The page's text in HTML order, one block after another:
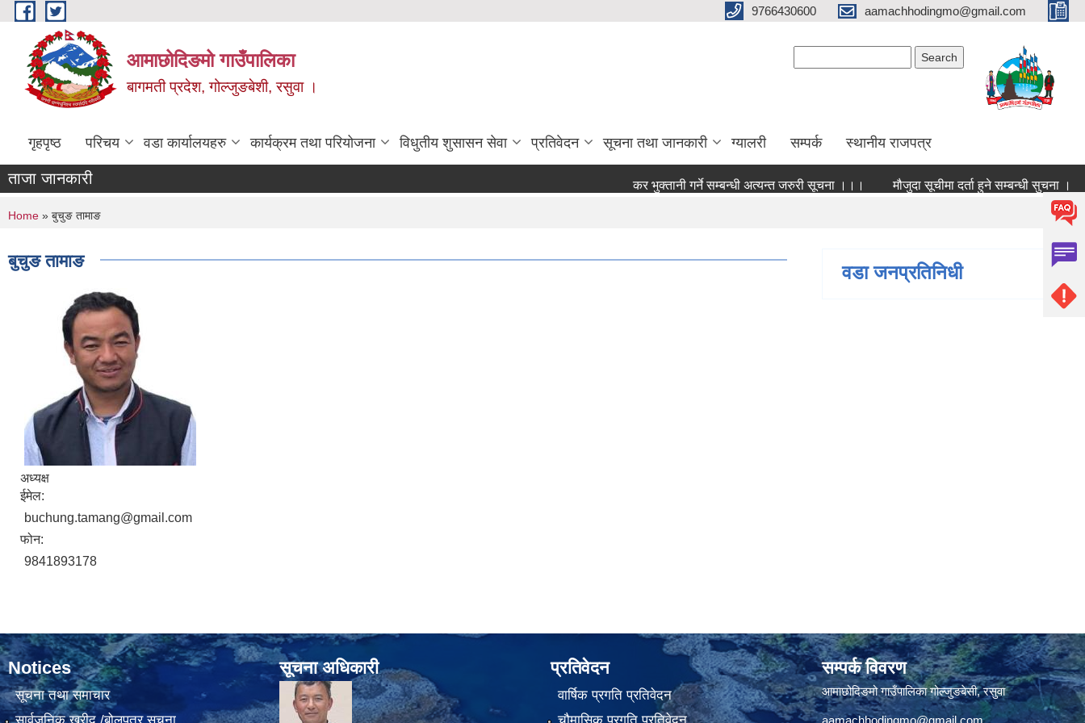
Skip to main content 9766430600 aamachhodingmo@gmail.com
आमाछोदिङमो गाउँपालिका
बागमती प्रदेश, गोल्जुङबेशी, रसुवा ।
गृहपृष्ठ परिचय वडा कार्यालयहरु कार्यक्रम तथा परियोजना विधुतीय शुसासन सेवा प्रतिवेदन सूचना तथा जानकारी ग्यालरी सम्पर्क स्थानीय राजपत्र
ताजा जानकारी कर भुक्तानी गर्ने सम्बन्धी अत्यन्त जरुरी सूचना ।।। मौजुदा सूचीमा दर्ता हुने सम्बन्धी सुचना ।
You are here
Home » बुचुङ तामाङ
बुचुङ तामाङ
अध्यक्ष
ईमेल:
buchung.tamang@gmail.com
फोन:
9841893178
वडा जनप्रतिनिधी
Notices
सूचना तथा समाचार
सूचना अधिकारी प्रतिवेदन
वार्षिक प्रगति प्रतिवेदन
सम्पर्क विवरण
आमाछोदिङमो गाउँपालिका गोल्जुङबेसी, रसुवा